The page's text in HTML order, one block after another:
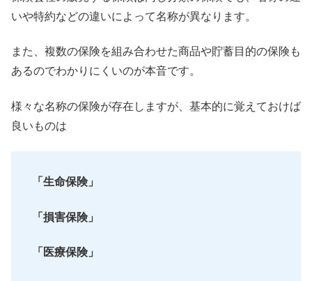
いや特約などの違いによって名称が異なります。
また、 複数の保険を組み合わせた商品や貯蓄目的の保険も
あるのでわかり にくいのが本音です。
様々な名称の保険が存在しますが、 基本的に覚えておけば
良いものは
「生命保険」
「損害保険」
「医療保険」